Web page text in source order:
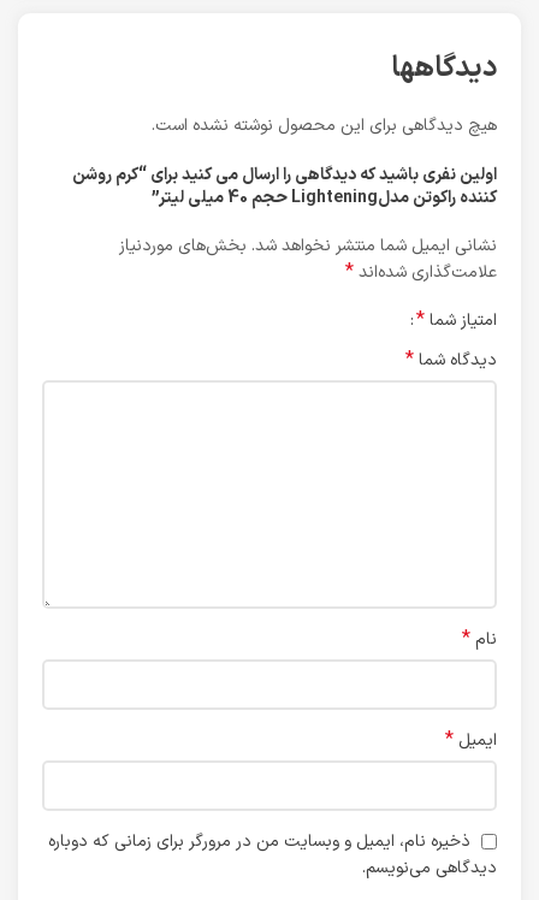
دیدگاهها
هیچ دیدگاهی برای این محصول نوشته نشده است.
اولین نفری باشید که دیدگاهی را ارسال می کنید برای “کرم روشن
کننده راکوتن مدلLightening حجم 40 میلی لیتر”
نشانی ایمیل شما منتشر نخواهد شد. بخش‌های موردنیاز
علامت‌گذاری شده‌اند*
امتیاز شما*
دیدگاه شما*
نام *
ایمیل *
ذخیره نام، ایمیل و وبسایت من در مرورگر برای زمانی که دوباره
دیدگاهی می‌نویسم.